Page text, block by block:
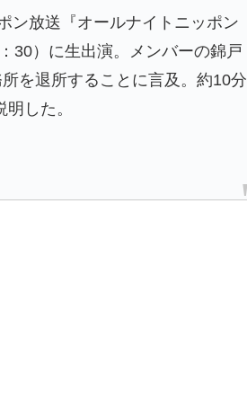
放送『オールナイトニッポン
30）に生出演。メンバーの錦戸
を退所することに言及。約10分
した。